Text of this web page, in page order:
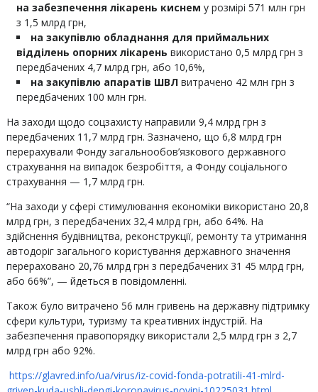
на забезпечення лікарень киснем у розмірі 571 млн грн
з 1,5 млрд грн,
на закупівлю обладнання для приймальних
відділень опорних лікарень використано 0,5 млрд грн з
передбачених 4,7 млрд грн, або 10,6%,
на закупівлю апаратів ШВЛвитрачено 42 млн грн з
передбачених 100 млн грн.
На заходи щодо соцзахисту направили 9,4 млрд грн з
передбачених 11,7 млрд грн. Зазначено, що 6,8 млрд грн
перерахували Фонду загальнообов’язкового державного
страхування на випадок безробіття, а Фонду соціального
страхування — 1,7 млрд грн.
“На заходи у сфері стимулювання економіки використано 20,8
млрд грн, з передбачених 32,4 млрд грн, або 64%. На
здійснення будівництва, реконструкції, ремонту та утримання
автодоріг загального користування державного значення
перераховано 20,76 млрд грн з передбачених 31 45 млрд грн,
або 66%”, — йдеться в повідомленні.
Також було витрачено 56 млн гривень на державну підтримку
сфери культури, туризму та креативних індустрій. На
забезпечення правопорядку використали 2,5 млрд грн з 2,7
млрд грн або 92%.
https://glavred.info/ua/virus/iz-covid-fonda-potratili-41-mlrd-